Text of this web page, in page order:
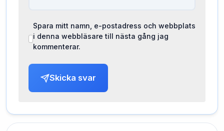
Spara mitt namn, e-postadress och webbplats
i denna webbläsare till nästa gång jag
kommenterar.
Skicka svar